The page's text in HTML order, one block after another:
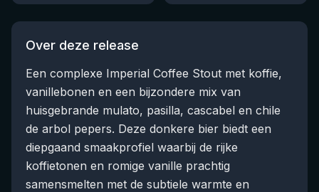
Over deze release
Een complexe Imperial Coffee Stout met koffie,
vanillebonen en een bijzondere mix van
huisgebrande mulato, pasilla, cascabel en chile
de arbol pepers. Deze donkere bier biedt een
diepgaand smaakprofiel waarbij de rijke
koffietonen en romige vanille prachtig
samensmelten met de subtiele warmte en